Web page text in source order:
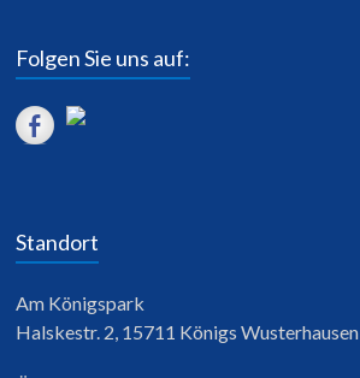
Folgen Sie uns auf:
Standort
Am Königspark
Halskestr. 2, 15711 Königs Wusterhausen